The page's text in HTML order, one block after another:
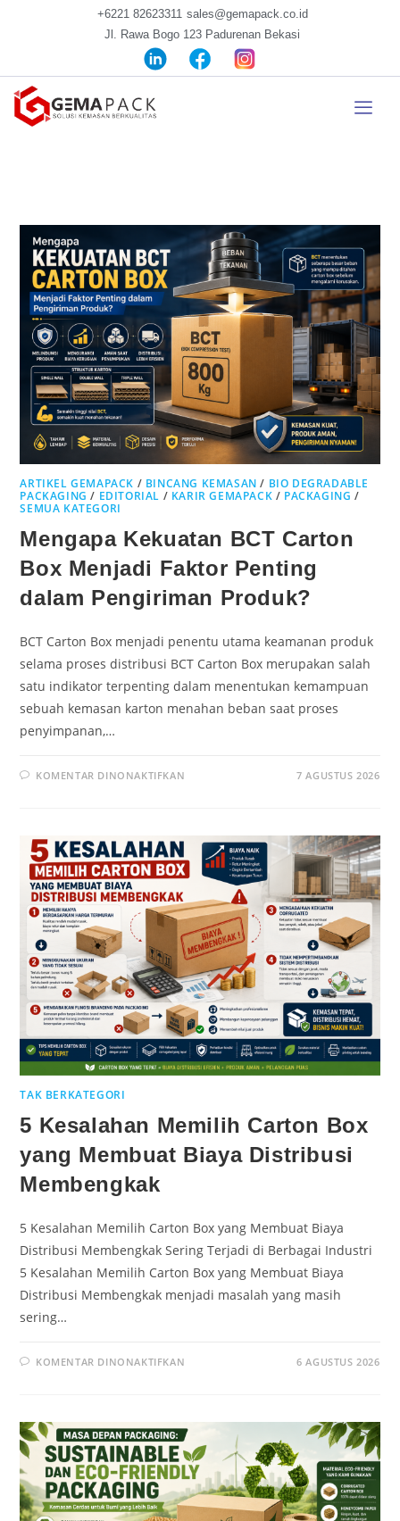
+6221 82623311 sales@gemapack.co.id
Jl. Rawa Bogo 123 Padurenan Bekasi
ARTIKEL GEMAPACK / BINCANG KEMASAN / BIO DEGRADABLE
PACKAGING / EDITORIAL / KARIR GEMAPACK / PACKAGING /
SEMUA KATEGORI
Mengapa Kekuatan BCT Carton
Box Menjadi Faktor Penting
dalam Pengiriman Produk?
BCT Carton Box menjadi penentu utama keamanan produk
selama proses distribusi BCT Carton Box merupakan salah
satu indikator terpenting dalam menentukan kemampuan
sebuah kemasan karton menahan beban saat proses
penyimpanan,…
KOMENTAR DINONAKTIFKAN 7 AGUSTUS 2026
TAK BERKATEGORI
5 Kesalahan Memilih Carton Box
yang Membuat Biaya Distribusi
Membengkak
5 Kesalahan Memilih Carton Box yang Membuat Biaya
Distribusi Membengkak Sering Terjadi di Berbagai Industri
5 Kesalahan Memilih Carton Box yang Membuat Biaya
Distribusi Membengkak menjadi masalah yang masih
sering…
KOMENTAR DINONAKTIFKAN 6 AGUSTUS 2026